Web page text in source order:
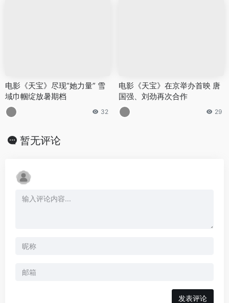
电影《天宝》尽现“她力量” 雪
域巾帼绽放暑期档
32
电影《天宝》在京举办首映 唐
国强、刘劲再次合作
29
暂无评论
发表评论